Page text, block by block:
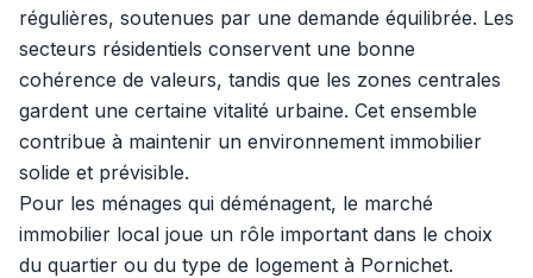
régulières, soutenues par une demande équilibrée. Les
secteurs résidentiels conservent une bonne
cohérence de valeurs, tandis que les zones centrales
gardent une certaine vitalité urbaine. Cet ensemble
contribue à maintenir un environnement immobilier
solide et prévisible.
Pour les ménages qui déménagent, le marché
immobilier local joue un rôle important dans le choix
du quartier ou du type de logement à Pornichet.